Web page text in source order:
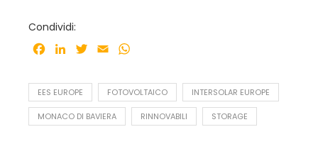
Condividi:
Facebook
LinkedInTwitter
Email
EES EUROPE FOTOVOLTAICO INTERSOLAR EUROPE
MONACO DI BAVIERA RINNOVABILI STORAGE